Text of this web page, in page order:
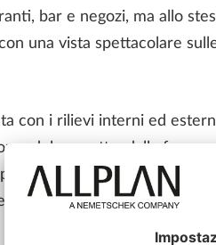
bar e negozi, ma allo
una vista spettacolare
con i rilievi interni ed
del progetto, dalla fase
Grazie alla facilità
in modo chiaro e